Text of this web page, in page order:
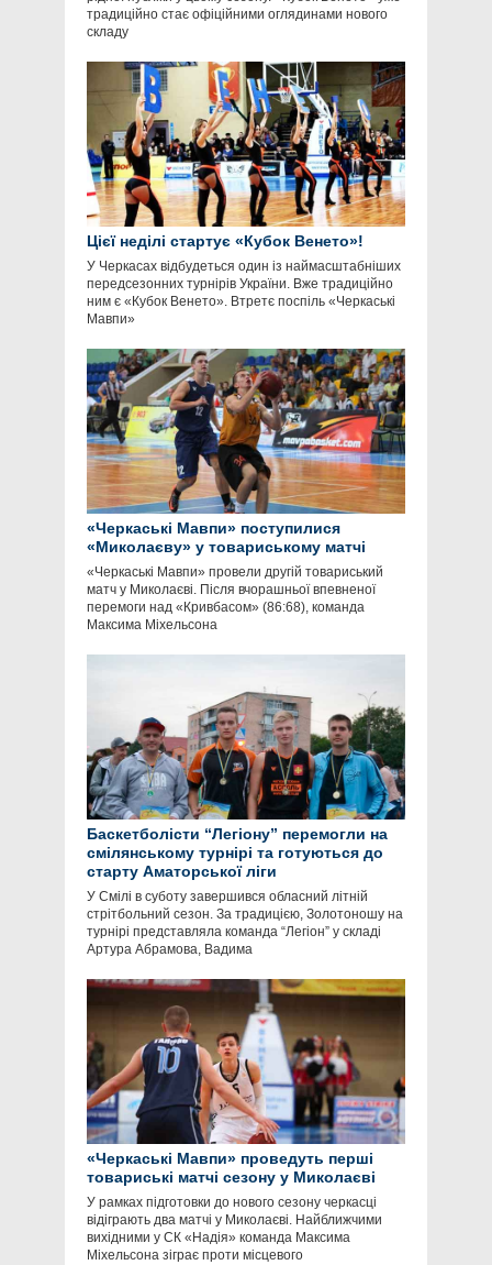
традиційно стає офіційними оглядинами нового
складу
Цієї неділі стартує «Кубок Венето»!
У Черкасах відбудеться один із наймасштабніших
передсезонних турнірів України. Вже традиційно
ним є «Кубок Венето». Втретє поспіль «Черкаські
Мавпи»
«Черкаські Мавпи» поступилися
«Миколаєву» у товариському матчі
«Черкаські Мавпи» провели другій товариський
матч у Миколаєві. Після вчорашньої впевненої
перемоги над «Кривбасом» (86:68), команда
Максима Міхельсона
Баскетболісти “Легіону” перемогли на
смілянському турнірі та готуються до
старту Аматорської ліги
У Смілі в суботу завершився обласний літній
стрітбольний сезон. За традицією, Золотоношу на
турнірі представляла команда “Легіон” у складі
Артура Абрамова, Вадима
«Черкаські Мавпи» проведуть перші
товариські матчі сезону у Миколаєві
У рамках підготовки до нового сезону черкасці
відіграють два матчі у Миколаєві. Найближчими
вихідними у СК «Надія» команда Максима
Міхельсона зіграє проти місцевого